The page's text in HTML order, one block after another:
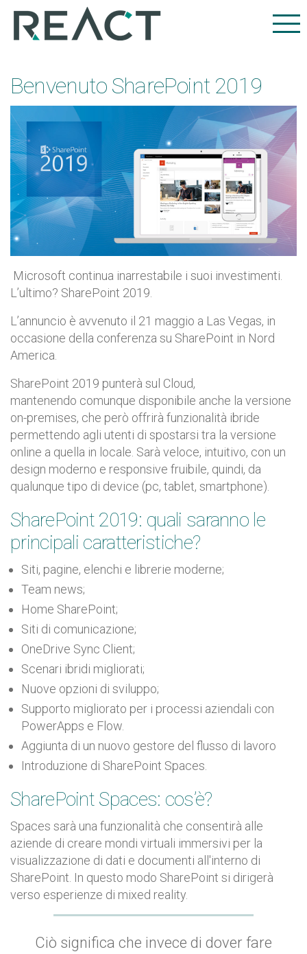
Benvenuto SharePoint 2019
Microsoft continua inarrestabile i suoi investimenti.
L’ultimo? SharePoint 2019.
L’annuncio è avvenuto il 21 maggio a Las Vegas, in
occasione della conferenza su SharePoint in Nord
America.
SharePoint 2019 punterà sul Cloud,
mantenendo comunque disponibile anche la versione
on-premises, che però offrirà funzionalità ibride
permettendo agli utenti di spostarsi tra la versione
online a quella in locale. Sarà veloce, intuitivo, con un
design moderno e responsive fruibile, quindi, da
qualunque tipo di device (pc, tablet, smartphone).
SharePoint 2019: quali saranno le
principali caratteristiche?
Siti, pagine, elenchi e librerie moderne;
Team news;
Home SharePoint;
Siti di comunicazione;
OneDrive Sync Client;
Scenari ibridi migliorati;
Nuove opzioni di sviluppo;
Supporto migliorato per i processi aziendali con
PowerApps e Flow.
Aggiunta di un nuovo gestore del flusso di lavoro
Introduzione di SharePoint Spaces.
SharePoint Spaces: cos’è?
Spaces sarà una funzionalità che consentirà alle
aziende di creare mondi virtuali immersivi per la
visualizzazione di dati e documenti all'interno di
SharePoint. In questo modo SharePoint si dirigerà
verso esperienze di mixed reality.
Ciò significa che invece di dover fare